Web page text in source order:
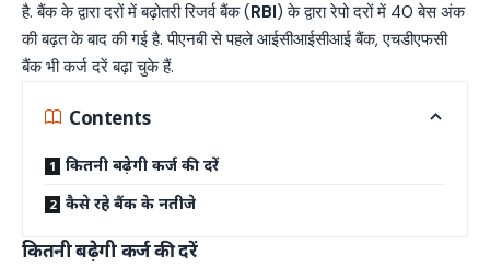
है. बैंक के द्वारा दरों में बढ़ोतरी रिजर्व बैंक (RBI) के द्वारा रेपो दरों में 40 बेस अंक
की बढ़त के बाद की गई है. पीएनबी से पहले आईसीआईसीआई बैंक, एचडीएफसी
बैंक भी कर्ज दरें बढ़ा चुके हैं.
Contents
कितनी बढ़ेगी कर्ज की दरें
कैसे रहे बैंक के नतीजे
कितनी बढ़ेगी कर्ज की दरें